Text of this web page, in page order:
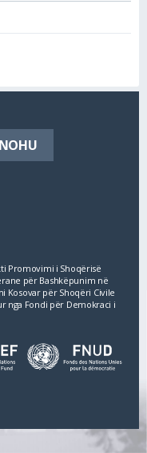
Promovimi i Shoqërisë
për Bashkëpunim në
Kosovar për Shoqëri Civile
nga Fondi për Demokraci i